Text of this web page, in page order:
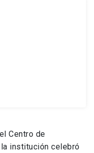
Centro de
institución celebró